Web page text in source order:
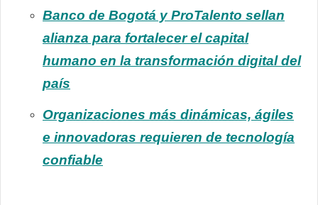
Banco de Bogotá y ProTalento sellan
alianza para fortalecer el capital
humano en la transformación digital del
país
Organizaciones más dinámicas, ágiles
e innovadoras requieren de tecnología
confiable